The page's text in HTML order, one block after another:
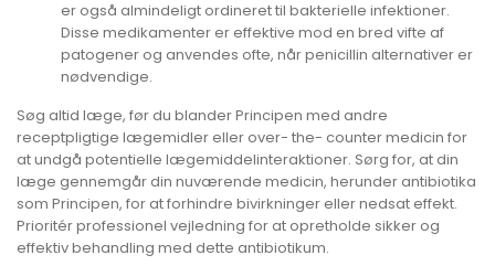
er også almindeligt ordineret til bakterielle infektioner.
Disse medikamenter er effektive mod en bred vifte af
patogener og anvendes ofte, når penicillin alternativer er
nødvendige.
Søg altid læge, før du blander Principen med andre
receptpligtige lægemidler eller over- the- counter medicin for
at undgå potentielle lægemiddelinteraktioner. Sørg for, at din
læge gennemgår din nuværende medicin, herunder antibiotika
som Principen, for at forhindre bivirkninger eller nedsat effekt.
Prioritér professionel vejledning for at opretholde sikker og
effektiv behandling med dette antibiotikum.